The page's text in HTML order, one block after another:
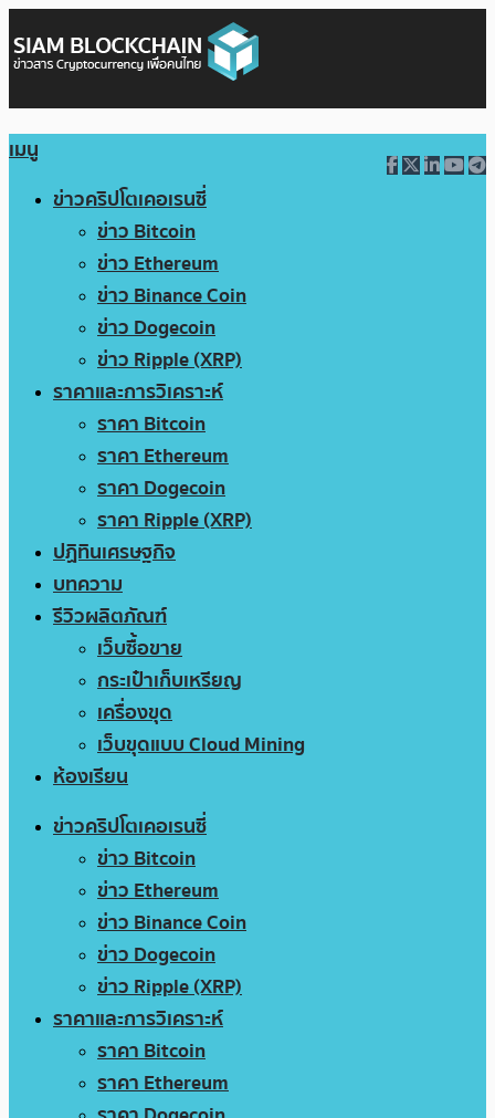
เมนู
ข่าวคริปโตเคอเรนซี่
ข่าว Bitcoin
ข่าว Ethereum
ข่าว Binance Coin
ข่าว Dogecoin
ข่าว Ripple (XRP)
ราคาและการวิเคราะห์
ราคา Bitcoin
ราคา Ethereum
ราคา Dogecoin
ราคา Ripple (XRP)
ปฏิทินเศรษฐกิจ
บทความ
รีวิวผลิตภัณฑ์
เว็บซื้อขาย
กระเป๋าเก็บเหรียญ
เครื่องขุด
เว็บขุดแบบ Cloud Mining
ห้องเรียน
ข่าวคริปโตเคอเรนซี่
ข่าว Bitcoin
ข่าว Ethereum
ข่าว Binance Coin
ข่าว Dogecoin
ข่าว Ripple (XRP)
ราคาและการวิเคราะห์
ราคา Bitcoin
ราคา Ethereum